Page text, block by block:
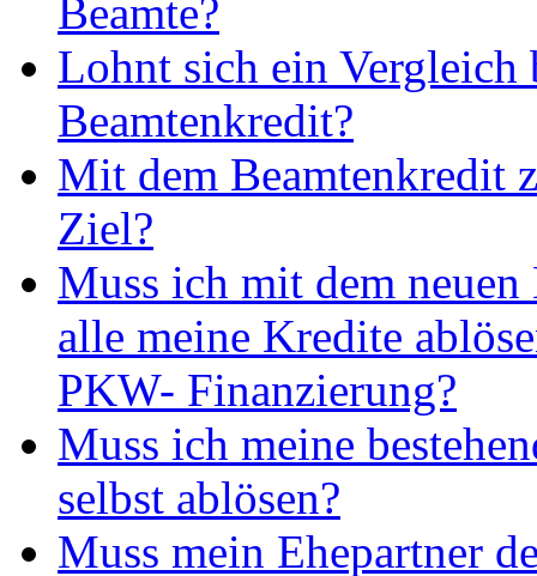
Beamte?
Lohnt sich ein Vergleich
Beamtenkredit?
Mit dem Beamtenkredit
Ziel?
Muss ich mit dem neuen
alle meine Kredite
PKW- Finanzierung?
Muss ich meine
selbst ablösen?
Muss mein Ehepartner